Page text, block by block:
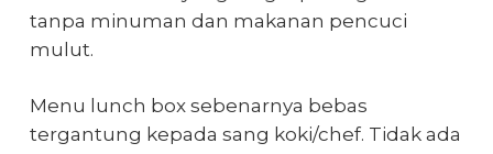
tanpa minuman dan makanan pencuci
mulut.
Menu lunch box sebenarnya bebas
tergantung kepada sang koki/chef. Tidak ada